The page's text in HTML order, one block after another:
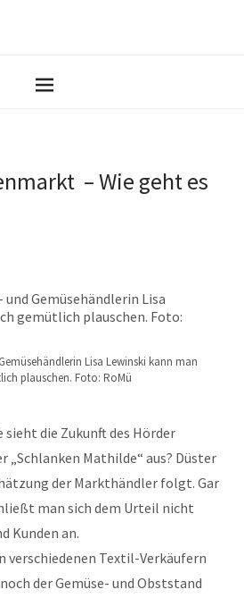
– Wie geht es
Lisa Lewinski kann man
plauschen. Foto: RoMü
sieht die Zukunft des Hörder
„Schlanken Mathilde“ aus? Düster
der Markthändler folgt. Gar
man sich dem Urteil nicht
Kunden an.
verschiedenen Textil-Verkäufern
der Gemüse- und Obststand